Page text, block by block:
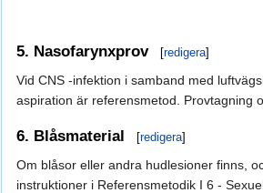
5. Nasofarynxprov [redigera]
Vid CNS -infektion i samband med
aspiration är referensmetod. Provtagning
6. Blåsmaterial [redigera]
Om blåsor eller andra hudlesioner finns,
instruktioner i Referensmetodik I 6 -